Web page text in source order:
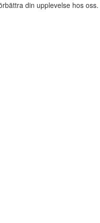
din upplevelse hos oss.